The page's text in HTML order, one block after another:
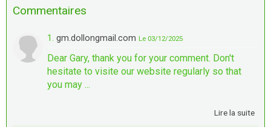
Commentaires
1. gm.dollongmail.com Le 03/12/2025
Dear Gary, thank you for your comment. Don't
hesitate to visite our website regularly so that
you may ...
Lire la suite